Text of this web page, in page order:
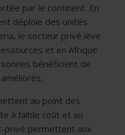
par le continent. En
déploie des unités
le secteur privé lève
et en Afrique
bénéficient de
au point des
à faible coût et au
privé permettent aux